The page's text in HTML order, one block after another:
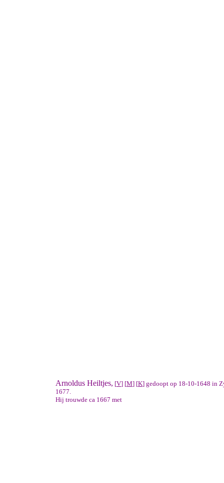
Arnoldus Heiltjes, [V] [M] [K] gedoopt op 18-10-1648 in
1677.
Hij trouwde ca 1667 met